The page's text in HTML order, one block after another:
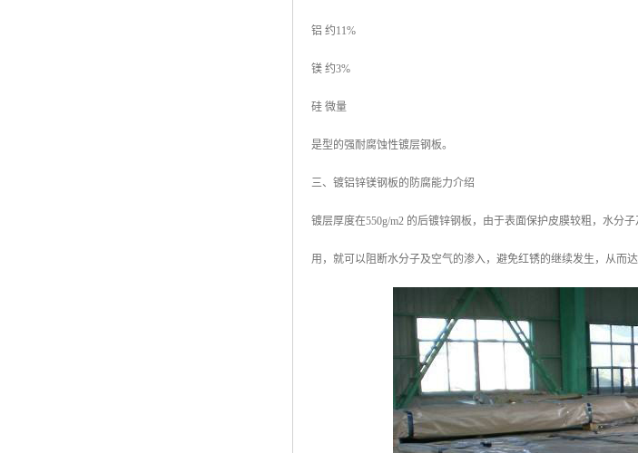
铝 约11%
镁 约3%
硅 微量
是型的强耐腐蚀性镀层钢板。
三、镀铝锌镁钢板的防腐能力介绍
镀层厚度在550g/m2 的后镀锌钢板，由于表面保护皮膜较粗，水分
用，就可以阻断水分子及空气的渗入，避免红锈的继续发生，从而达